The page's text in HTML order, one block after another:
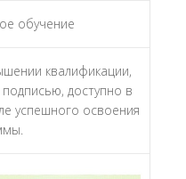
обучение
квалификации,
доступно в
успешного освоения